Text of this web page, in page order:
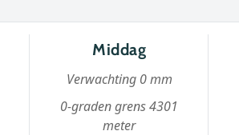
Middag
Verwachting 0 mm
0-graden grens 4301
meter